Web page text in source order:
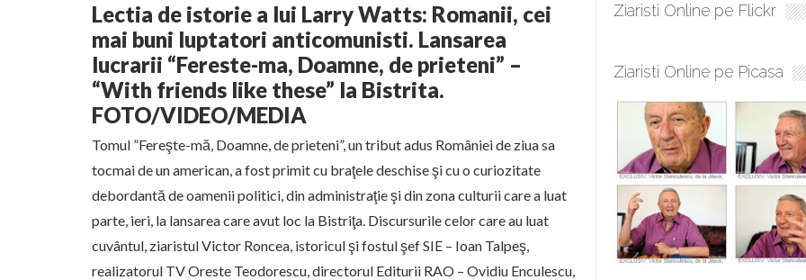
Lectia de istorie a lui Larry Watts: Romanii, cei
mai buni luptatori anticomunisti. Lansarea
lucrarii “Fereste-ma, Doamne, de prieteni” –
“With friends like these” la Bistrita.
FOTO/VIDEO/MEDIA
Tomul ”Fereşte-mă, Doamne, de prieteni”, un tribut adus României de ziua sa
tocmai de un american, a fost primit cu braţele deschise şi cu o curiozitate
debordantă de oamenii politici, din administraţie şi din zona culturii care a luat
parte, ieri, la lansarea care avut loc la Bistriţa. Discursurile celor care au luat
cuvântul, ziaristul Victor Roncea, istoricul şi fostul şef SIE – Ioan Talpeş,
realizatorul TV Oreste Teodorescu, directorul Editurii RAO – Ovidiu Enculescu,
Ziaristi Online pe Flickr
Ziaristi Online pe Picasa